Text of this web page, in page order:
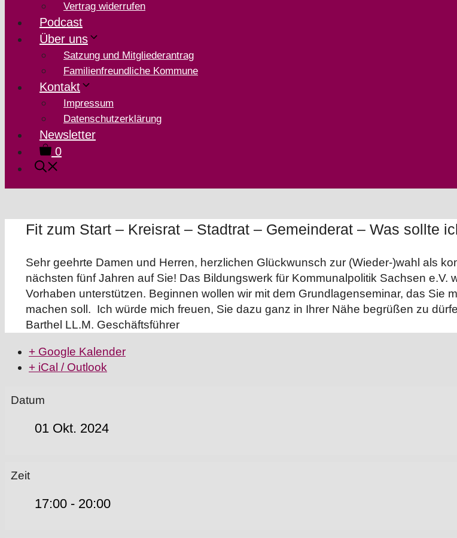
Vertrag widerrufen
Podcast
Über uns
Satzung und Mitgliederantrag
Familienfreundliche Kommune
Kontakt
Impressum
Datenschutzerklärung
Newsletter
0
Fit zum Start – Kreisrat – Stadtrat – Gemeinderat – Was sollte
Sehr geehrte Damen und Herren, herzlichen Glückwunsch zur (Wieder-)wahl als
nächsten fünf Jahren auf Sie! Das Bildungswerk für Kommunalpolitik Sachsen e.V.
Vorhaben unterstützen. Beginnen wollen wir mit dem Grundlagenseminar, das Sie
machen soll. Ich würde mich freuen, Sie dazu ganz in Ihrer Nähe begrüßen zu
Barthel LL.M. Geschäftsführer
+ Google Kalender
+ iCal / Outlook
Datum
01 Okt. 2024
Zeit
17:00 - 20:00